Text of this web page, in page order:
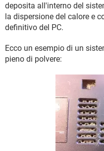
deposita all'interno del
la dispersione del calore e
definitivo del PC.
Ecco un esempio di un
pieno di polvere: